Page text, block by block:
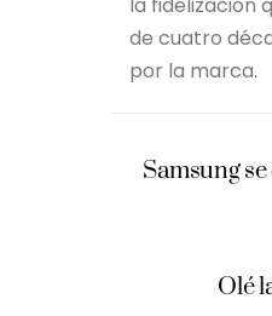
de cuatro
por la marca.
Samsung
Olé